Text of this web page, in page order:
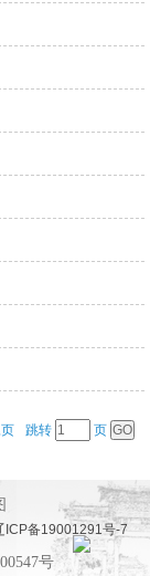
跳转 页
ICP备19001291号-7
号